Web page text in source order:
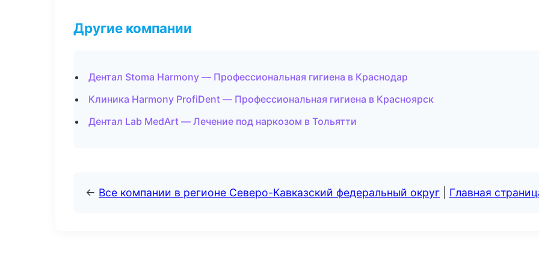
Другие компании
Дентал Stoma Harmony — Профессиональная гигиена в Краснодар
Клиника Harmony ProfiDent — Профессиональная гигиена в Красноярск
Дентал Lab MedArt — Лечение под наркозом в Тольятти
← Все компании в регионе Северо-Кавказский федеральный округ Главная